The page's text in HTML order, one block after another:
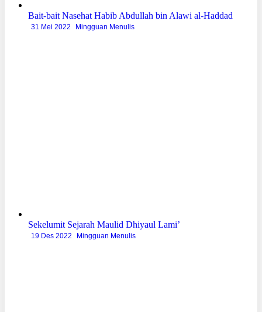
Bait-bait Nasehat Habib Abdullah bin Alawi al-Haddad
31 Mei 2022 Mingguan Menulis
Sekelumit Sejarah Maulid Dhiyaul Lami’
19 Des 2022 Mingguan Menulis